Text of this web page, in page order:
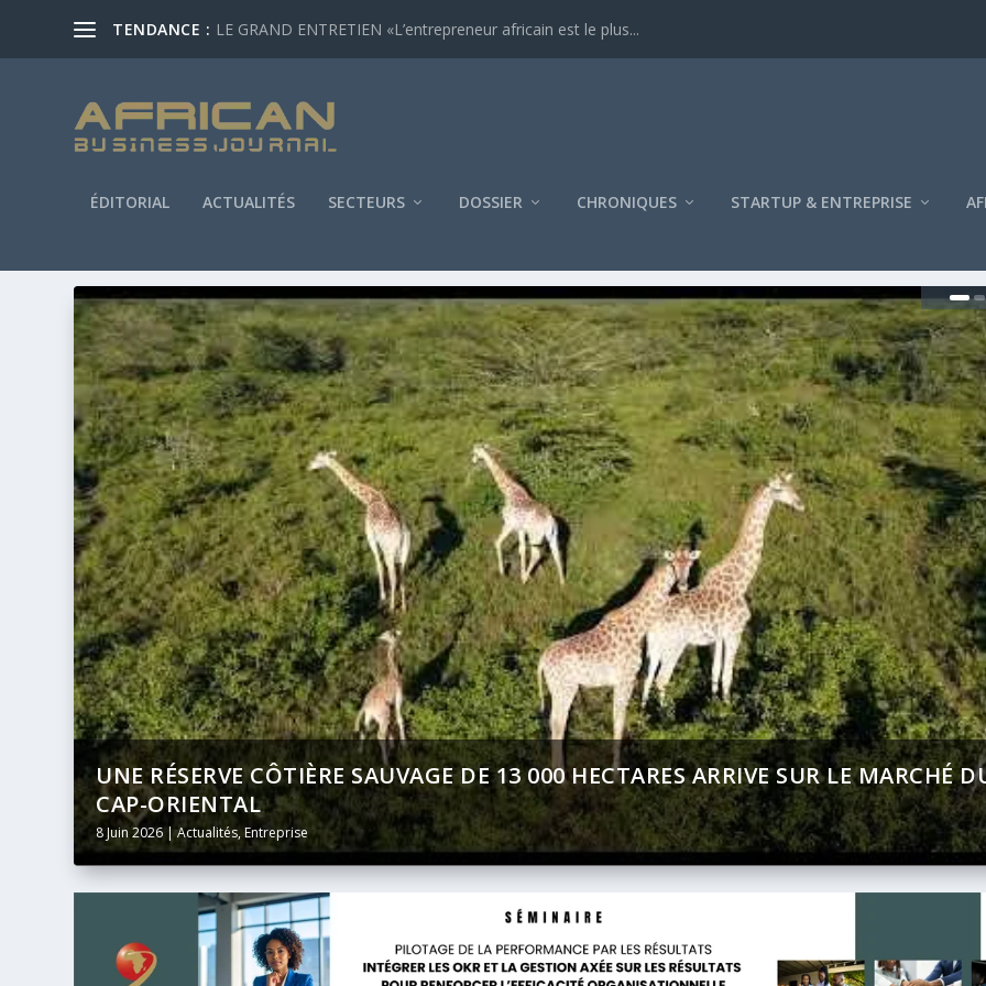
TENDANCE : LE GRAND ENTRETIEN «L’entrepreneur africain est le plus...
ÉDITORIAL ACTUALITÉS SECTEURS DOSSIER CHRONIQUES STARTUP & ENTREPRISE
BANQUE AFRICAINE DE DÉVELOPPEMENT (BAD) – ASSEMBLÉE ANNUELLES 2026
DIFFUSION INTÉGRALE ET EN DIRECT SUR AFRICA 24
24 Mai 2026|Actualités,Entreprise